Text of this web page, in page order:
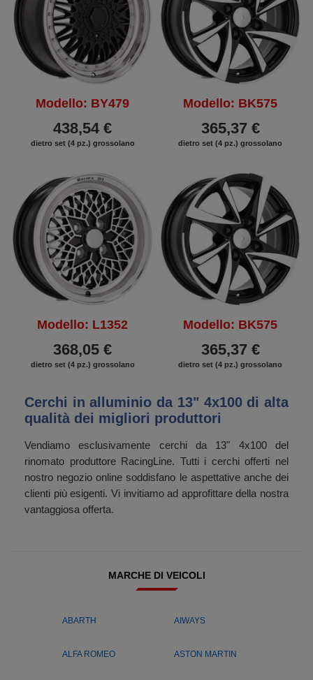
Modello: BY479
438,54 €
dietro set (4 pz.) grossolano
Modello: BK575
365,37 €
dietro set (4 pz.) grossolano
Modello: L1352
368,05 €
dietro set (4 pz.) grossolano
Modello: BK575
365,37 €
dietro set (4 pz.) grossolano
Cerchi in alluminio da 13" 4x100 di alta
qualità dei migliori produttori
Vendiamo esclusivamente cerchi da 13" 4x100 del
rinomato produttore RacingLine. Tutti i cerchi offerti nel
nostro negozio online soddisfano le aspettative anche dei
clienti più esigenti. Vi invitiamo ad approfittare della nostra
vantaggiosa offerta.
MARCHE DI VEICOLI
ABARTH AIWAYS
ALFA ROMEO ASTON MARTIN